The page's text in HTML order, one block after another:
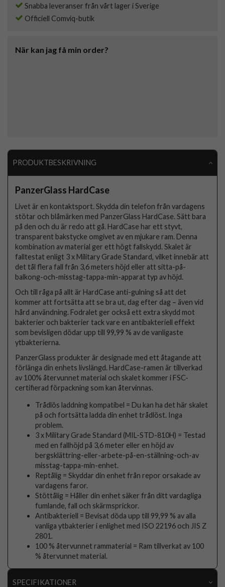
Snabba leveranser från vårt lager i Sverige
Officiell Comviq-butik
När kan jag få min order?
PRODUKTBESKRIVNING
PanzerGlass HardCase
Livet är en kontaktsport. Skydda din telefon från vardagens
stötar och blåmärken med PanzerGlass HardCase. Sätt bara
på den och du är redo att gå. HardCase har ett styvt,
transparent bakstycke omgivet av en mjukare ram. Denna
kombination av material ger ett högt fallskydd. Skalet är
falltestat enligt 3 x Military Grade Standard, vilket innebär att
det tål flera fall från 3,6 meters höjd eller att sitta-på-
balkong-och-misstag-tappa-min-apparat typ av höjd.
Och till råga på allt är HardCase anti-gulning så att det
kommer att fortsätta att se bra ut, dag efter dag – även vid
hård användning. Fodralet ger också ett extra skydd mot
bakterier och bakterier tack vare en antibakteriell effekt
som bevisligen dödar upp till 99,99 % av de vanligaste
ytbakterierna.
PanzerGlass produkter är designade med ett åtagande att
förlänga din enhets livslängd. HardCase-ramen är tillverkad
av 100% återvunnet material och skalet kommer i FSC-
certifierad förpackning som kan återvinnas.
Trådlös laddning kompatibel = Du kan ha det här skalet
på och fortsätta ladda din enhet trådlöst. Inga
problem.
3 x Military Grade Standard (MIL-STD-810H) = Testad
med en fallhöjd på 3,6 meter eller en höjd av
bergsklättring-eller-arbete-på-en-ställning-och-av
misstag-tappa-min-enhet.
Reptålig = Skyddar din enhet från repor orsakade av
vardagens faror.
Stöttålig = Håller din enhet säker från ditt vardagliga
fumlande, fall och skärmsprickor.
Antibakteriell = Bevisat döda upp till 99,99 % av alla
vanliga ytbakterier i enlighet med ISO 22196 och JIS Z
2801.
100 % återvunnet rammaterial = Ram tillverkat av 100
% återvunnet material.
SPECIFIKATIONER